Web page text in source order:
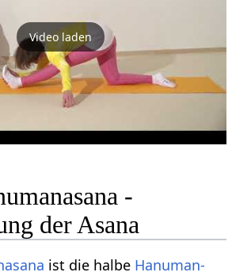
Video laden
-
der Asana
ist die halbe Hanuman-